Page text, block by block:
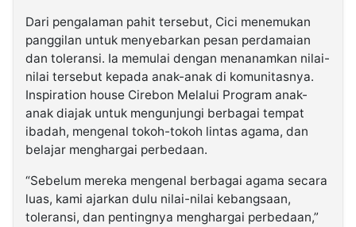
Dari pengalaman pahit tersebut, Cici menemukan
panggilan untuk menyebarkan pesan perdamaian
dan toleransi. Ia memulai dengan menanamkan nilai-
nilai tersebut kepada anak-anak di komunitasnya.
Inspiration house Cirebon Melalui Program anak-
anak diajak untuk mengunjungi berbagai tempat
ibadah, mengenal tokoh-tokoh lintas agama, dan
belajar menghargai perbedaan.
“Sebelum mereka mengenal berbagai agama secara
luas, kami ajarkan dulu nilai-nilai kebangsaan,
toleransi, dan pentingnya menghargai perbedaan,”